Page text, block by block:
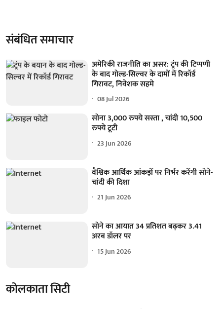
संबंधित समाचार
अमेरिकी राजनीति का असर: ट्रंप की टिप्पणी
के बाद गोल्ड-सिल्वर के दामों में रिकॉर्ड
गिरावट, निवेशक सहमे
08 Jul 2026
सोना 3,000 रुपये सस्ता , चांदी 10,500
रुपये टूटी
23 Jun 2026
वैश्विक आर्थिक आंकड़ों पर निर्भर करेंगी सोने-
चांदी की दिशा
21 Jun 2026
सोने का आयात 34 प्रतिशत बढ़कर 3.41
अरब डॉलर पर
15 Jun 2026
कोलकाता सिटी